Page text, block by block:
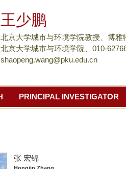
到
页
主
要
王少鹏
北京大学城市与环境学院教授、博雅
北京大学城市与环境学院、010-
shaopeng.wang@pku.edu.cn
PRINCIPAL INVESTIGATOR
张 宏锦